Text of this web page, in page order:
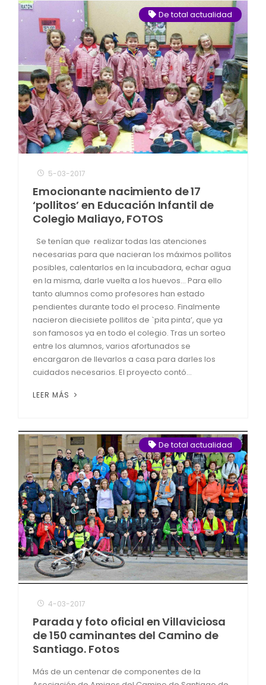
De total actualidad
5-03-2017
Emocionante nacimiento de 17
‘pollitos’ en Educación Infantil de
Colegio Maliayo, FOTOS
Se tenían que realizar todas las atenciones
necesarias para que nacieran los máximos pollitos
posibles, calentarlos en la incubadora, echar agua
en la misma, darle vuelta a los huevos… Para ello
tanto alumnos como profesores han estado
pendientes durante todo el proceso. Finalmente
nacieron diecisiete pollitos de `pita pinta’, que ya
son famosos ya en todo el colegio. Tras un sorteo
entre los alumnos, varios afortunados se
encargaron de llevarlos a casa para darles los
cuidados necesarios. El proyecto contó...
LEER MÁS
De total actualidad
4-03-2017
Parada y foto oficial en Villaviciosa
de 150 caminantes del Camino de
Santiago. Fotos
Más de un centenar de componentes de la